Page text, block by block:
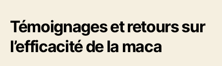
Témoignages et retours sur
l’efficacité de la maca